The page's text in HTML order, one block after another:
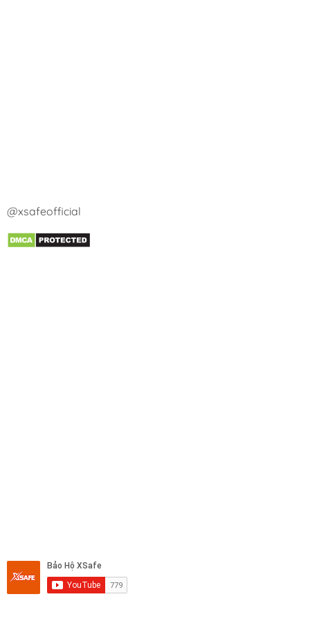
@xsafeofficial